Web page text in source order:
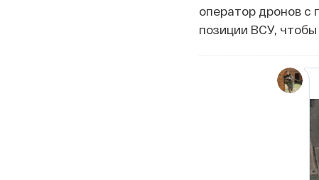
оператор дронов
позиции ВСУ,